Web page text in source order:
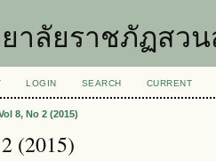
าลัยราชภัฏสว
LOGIN SEARCH CURRENT
8, No 2 (2015)
(2015)